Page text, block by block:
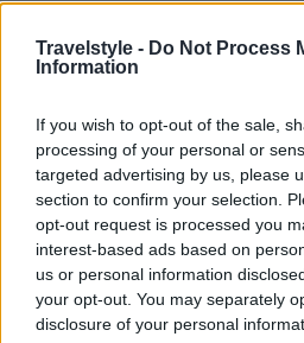
Travelstyle - Do Not Process
Information
If you wish to opt-out of the sale,
processing of your personal or
targeted advertising by us, please
section to confirm your selection.
opt-out request is processed you
interest-based ads based on
us or personal information
your opt-out. You may separately
disclosure of your personal